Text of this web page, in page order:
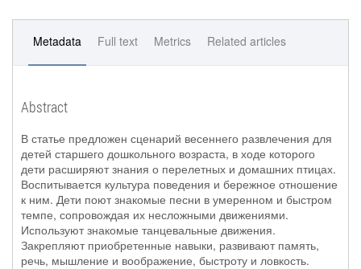
Metadata Full text Metrics Related articles
Abstract
В статье предложен сценарий весеннего развлечения для
детей старшего дошкольного возраста, в ходе которого
дети расширяют знания о перелетных и домашних птицах.
Воспитывается культура поведения и бережное отношение
к ним. Дети поют знакомые песни в умеренном и быстром
темпе, сопровождая их несложными движениями.
Используют знакомые танцевальные движения.
Закрепляют приобретенные навыки, развивают память,
речь, мышление и воображение, быстроту и ловкость.